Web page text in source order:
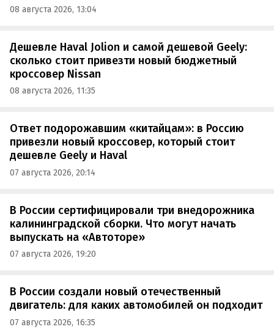
08 августа 2026, 13:04
Дешевле Haval Jolion и самой дешевой Geely:
сколько стоит привезти новый бюджетный
кроссовер Nissan
08 августа 2026, 11:35
Ответ подорожавшим «китайцам»: в Россию
привезли новый кроссовер, который стоит
дешевле Geely и Haval
07 августа 2026, 20:14
В России сертифицировали три внедорожника
калининградской сборки. Что могут начать
выпускать на «Автоторе»
07 августа 2026, 19:20
В России создали новый отечественный
двигатель: для каких автомобилей он подходит
07 августа 2026, 16:35